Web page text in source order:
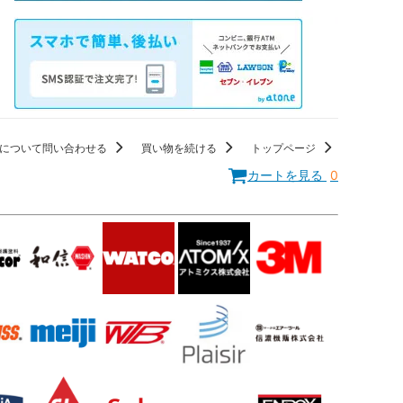
ついて問い合わせる 買い物を続ける トップページ
カートを見る 0